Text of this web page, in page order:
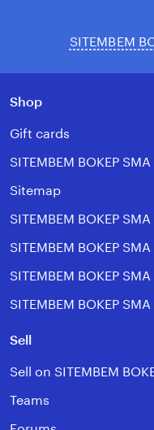
SITEMBEM
Shop
Gift cards
SITEMBEM BOKEP
Sitemap
SITEMBEM BOKEP
SITEMBEM BOKEP
SITEMBEM BOKEP
SITEMBEM BOKEP
Sell
Sell on SITEMBEM
Teams